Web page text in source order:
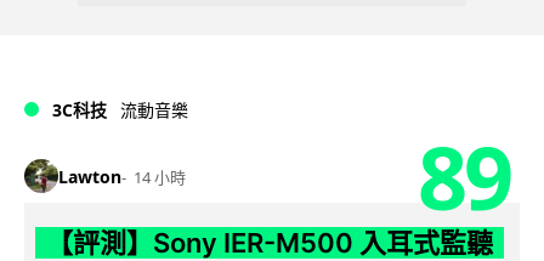
3C科技 流動音樂
Lawton 14 小時 89
【評測】Sony IER-M500 入耳式監聽